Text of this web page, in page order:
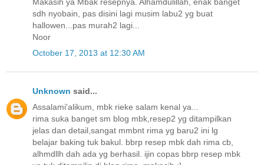
sdh nyobain, pas disini lagi musim labu2 yg buat
hallowen...pas murah2 lagi...
Noor
October 17, 2013 at 12:30 AM
Unknown said...
Assalami'alikum, mbk rieke salam kenal ya...
rima suka banget sm blog mbk,resep2 yg ditampilkan
jelas dan detail,sangat mmbnt rima yg baru2 ini lg
belajar baking tuk bakul. bbrp resep mbk dah rima cb,
alhmdllh dah ada yg berhasil. ijin copas bbrp resep mbk